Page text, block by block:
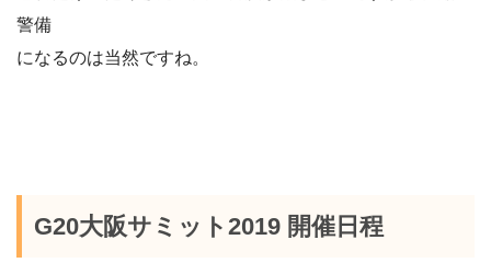
警備
になるのは当然ですね。
G20大阪サミット2019 開催日程